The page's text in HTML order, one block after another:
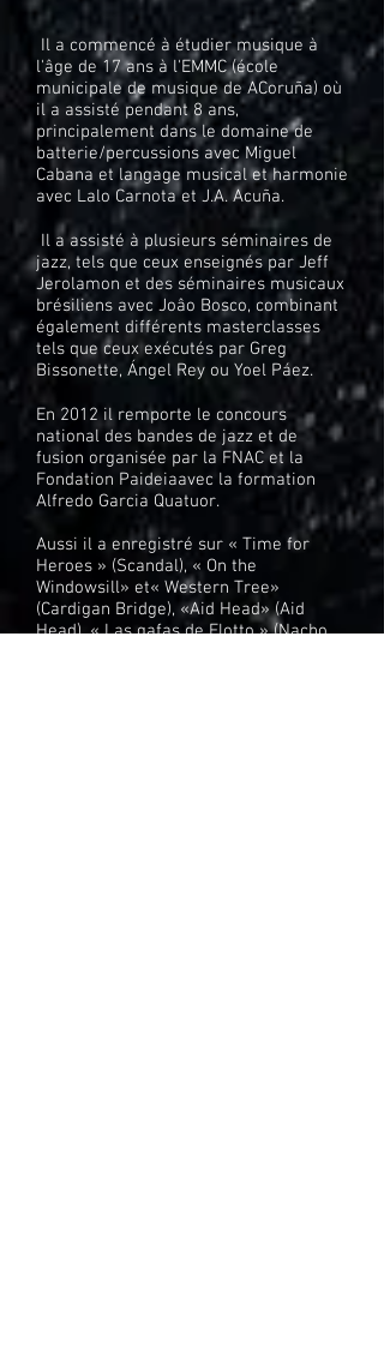
Il a commencé à étudier musique à
l'âge de 17 ans à l'EMMC (école
municipale de musique de ACoruña) où
il a assisté pendant 8 ans,
principalement dans le domaine de
batterie/percussions avec Miguel
Cabana et langage musical et harmonie
avec Lalo Carnota et J.A. Acuña.
Il a assisté à plusieurs séminaires de
jazz, tels que ceux enseignés par Jeff
Jerolamon et des séminaires musicaux
brésiliens avec Joâo Bosco, combinant
également différents masterclasses
tels que ceux exécutés par Greg
Bissonette, Ángel Rey ou Yoel Páez.
En 2012 il remporte le concours
national des bandes de jazz et de
fusion organisée par la FNAC et la
Fondation Paideiaavec la formation
Alfredo Garcia Quatuor.
Aussi il a enregistré sur « Time for
Heroes » (Scandal), « On the
Windowsill» et« Western Tree»
(Cardigan Bridge), «Aid Head» (Aid
Head), « Las gafas de Flotto » (Nacho